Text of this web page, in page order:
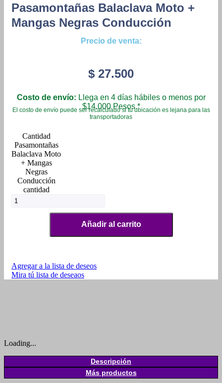
Pasamontañas Balaclava Moto +
Mangas Negras Conducción
Precio de venta:
$ 27.500
Costo de envío: Llega en 4 días hábiles o menos por
$14.000 Pesos.*
El costo de envío puede ser recalculado si tu ubicación es lejana para las
transportadoras
Pasamontañas
Balaclava Moto
+ Mangas
Negras
Conducción
cantidad
Añadir al carrito
Agregar a la lista de deseos
Mira tú lista de deseaos
Loading...
Descripción
Más productos